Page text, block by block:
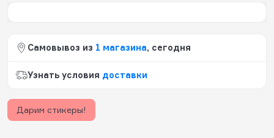
Самовывоз из 1 магазина, сегодня
Узнать условия доставки
Дарим стикеры!